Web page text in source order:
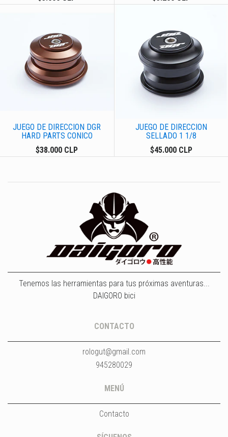
JUEGO DE DIRECCION DGR
HARD PARTS CONICO
$38.000 CLP
JUEGO DE DIRECCION
SELLADO 1 1/8
$45.000 CLP
Tenemos las herramientas para tus próximas aventuras...
DAIGORO bici
CONTACTO
rologut@gmail.com
945280029
MENÚ
Contacto